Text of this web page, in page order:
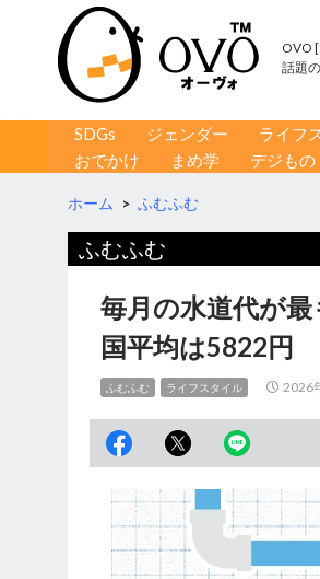
OVO
話題
コンテンツへ移動
SDGs ジェンダー ライフ
おでかけ
まめ学 デジもの
ホーム > ふむふむ
ふむふむ
毎月の水道代が
国平均は5822円
ふむふむ ライフスタイル 2026